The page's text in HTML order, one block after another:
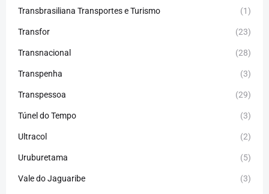
Transbrasiliana Transportes e Turismo (1)
Transfor (23)
Transnacional (28)
Transpenha (3)
Transpessoa (29)
Túnel do Tempo (3)
Ultracol (2)
Uruburetama (5)
Vale do Jaguaribe (3)